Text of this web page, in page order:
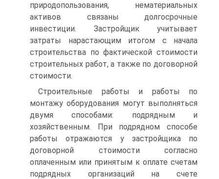
природопользования, нематериальных
активов свя­заны долгосрочные
инвестиции. Застройщик учитывает
затраты на­растающим итогом с начала
строительства по фактической стоимо­сти
строительных работ, а также по договорной
стоимости.
Строительные работы и работы по
монтажу оборудования могут выполняться
двумя способами: подрядным и
хозяйственным. При подрядном способе
работы отражаются у застройщика по
договорной стоимости согласно
оплаченным или принятым к оплате счетам
подрядных организаций на счете